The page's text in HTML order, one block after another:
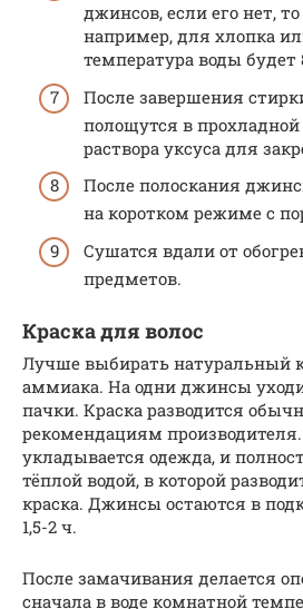
джинсов, если его нет,
например, для хлопка
температура воды будет
После завершения
полощутся в
раствора уксуса для
После полоскания
на коротком режиме с
Сушатся вдали от
предметов.
Краска для волос
Лучше выбирать натуральный
аммиака. На одни джинсы
пачки. Краска разводится
рекомендациям
укладывается одежда, и
тёплой водой, в которой
краска. Джинсы остаются в
1,5-2 ч.
После замачивания делается
сначала в воде комнатной